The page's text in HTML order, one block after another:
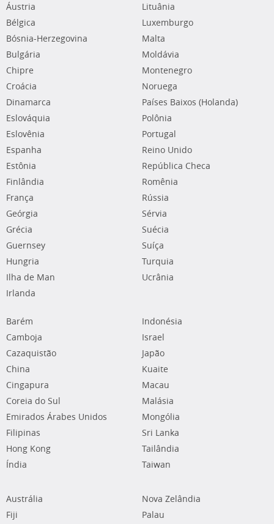
Áustria
Bélgica
Bósnia-Herzegovina
Bulgária
Chipre
Croácia
Dinamarca
Eslováquia
Eslovênia
Espanha
Estônia
Finlândia
França
Geórgia
Grécia
Guernsey
Hungria
Ilha de Man
Irlanda
Lituânia
Luxemburgo
Malta
Moldávia
Montenegro
Noruega
Países Baixos (Holanda)
Polônia
Portugal
Reino Unido
República Checa
Romênia
Rússia
Sérvia
Suécia
Suíça
Turquia
Ucrânia
Barém
Camboja
Cazaquistão
China
Cingapura
Coreia do Sul
Emirados Árabes Unidos
Filipinas
Hong Kong
Índia
Indonésia
Israel
Japão
Kuaite
Macau
Malásia
Mongólia
Sri Lanka
Tailândia
Taiwan
Austrália
Fiji
Nova Zelândia
Palau